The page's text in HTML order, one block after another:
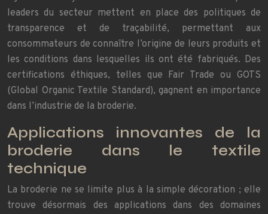
leaders du secteur mettent en place des politiques de
transparence et de traçabilité, permettant aux
consommateurs de connaître l’origine de leurs produits et
les conditions dans lesquelles ils ont été fabriqués. Des
certifications éthiques, telles que Fair Trade ou GOTS
(Global Organic Textile Standard), gagnent en importance
dans l’industrie de la broderie.
Applications innovantes de la
broderie dans le textile
technique
La broderie ne se limite plus à la simple décoration ; elle
trouve désormais des applications dans des domaines